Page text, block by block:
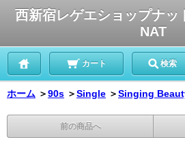
西新宿レゲエショップナ
NAT
カート 検索
ホーム ＞90s ＞Single ＞Singing
前の商品へ